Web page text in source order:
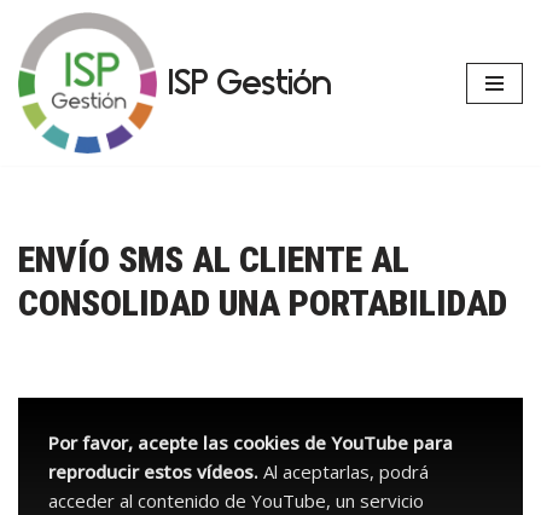
Saltar
al
contenido
ISP Gestión
ENVÍO SMS AL CLIENTE AL
CONSOLIDAD UNA PORTABILIDAD
Por favor, acepte las cookies de YouTube para
reproducir estos vídeos. Al aceptarlas, podrá
acceder al contenido de YouTube, un servicio